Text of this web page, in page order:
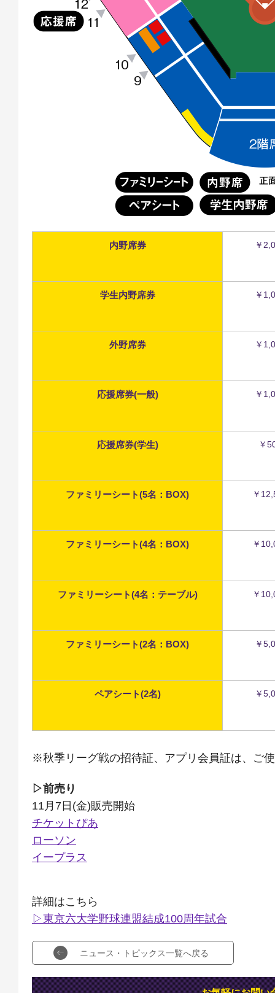
内野席券 ￥
学生内野席券 ￥
外野席券 ￥
応援席券(一般) ￥
応援席券(学生) ￥
ファミリーシート(5名：BOX) ￥
ファミリーシート(4名：BOX) ￥
ファミリーシート(4名：テーブル) ￥
ファミリーシート(2名：BOX) ￥
ペアシート(2名) ￥
※秋季リーグ戦の招待証、アプリ会員証は、ご
▷前売り
11月7日(金)販売開始
チケットぴあ
ローソン
イープラス
詳細はこちら
▷東京六大学野球連盟結成100周年試合
ニュース・トピックス一覧へ戻る